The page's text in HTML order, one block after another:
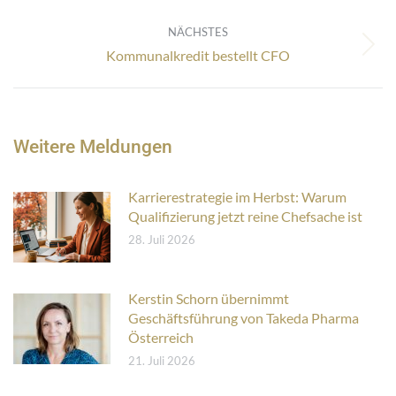
NÄCHSTES
Nächster
Kommunalkredit bestellt CFO
Weitere Meldungen
Karrierestrategie im Herbst: Warum
Qualifizierung jetzt reine Chefsache ist
28. Juli 2026
Kerstin Schorn übernimmt
Geschäftsführung von Takeda Pharma
Österreich
21. Juli 2026